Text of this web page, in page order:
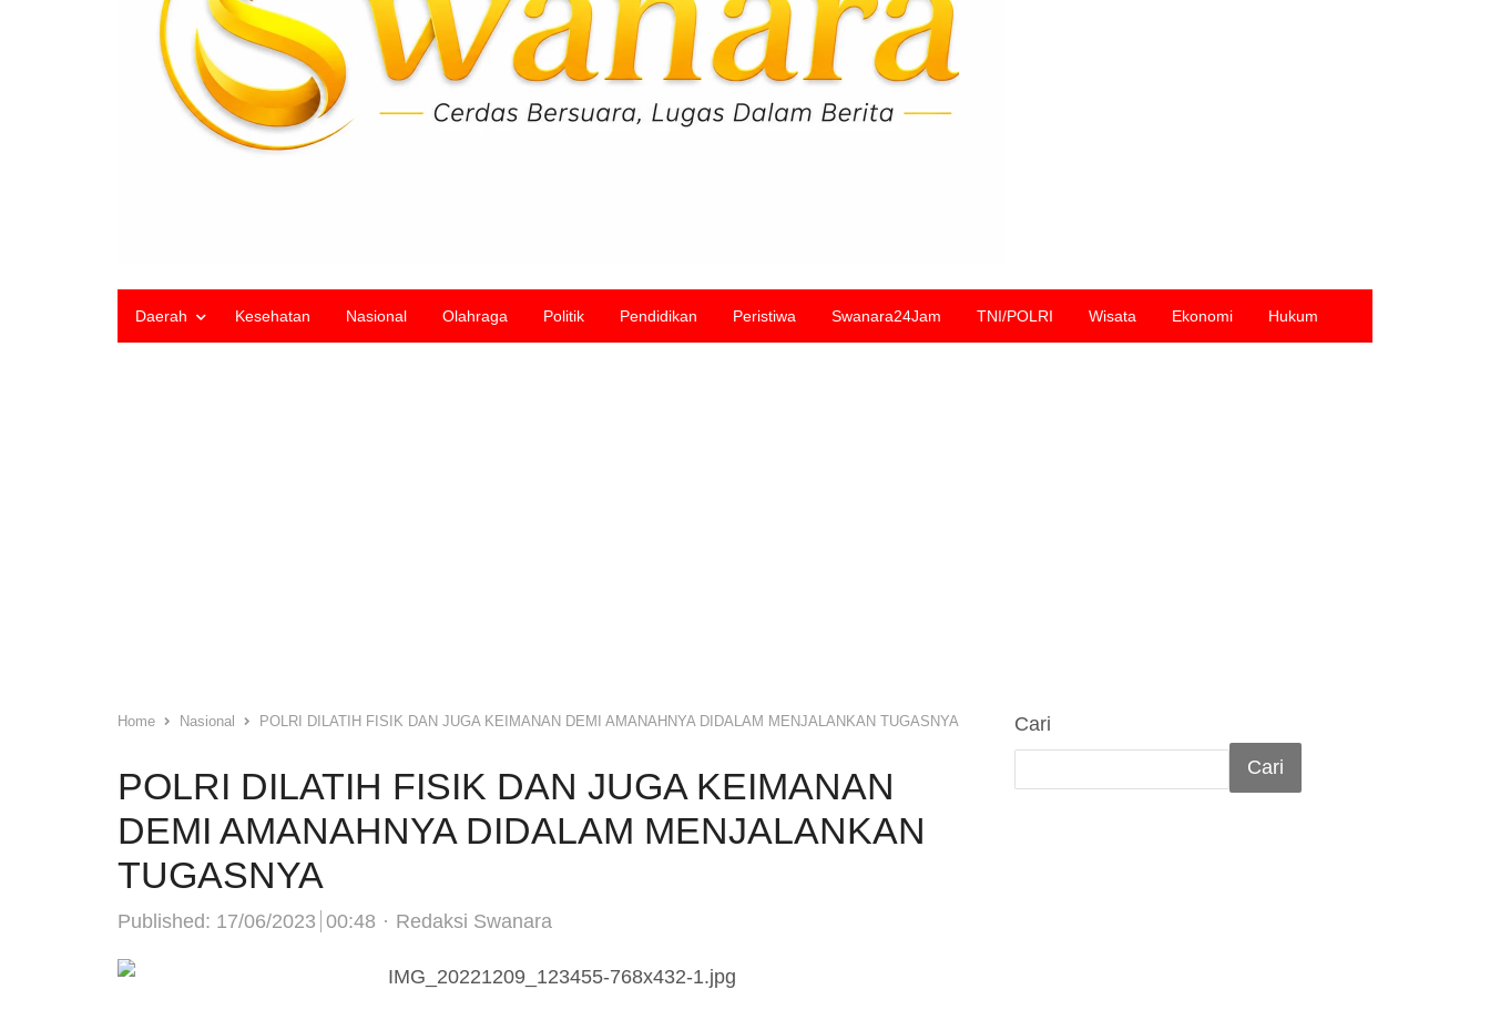
Daerah Kesehatan Nasional Olahraga Politik Pendidikan Peristiwa Swanara24Jam TNI/POLRI Wisata Ekonomi Hukum
Home Nasional POLRI DILATIH FISIK DAN JUGA KEIMANAN DEMI AMANAHNYA DIDALAM MENJALANKAN TUGASNYA
POLRI DILATIH FISIK DAN JUGA KEIMANAN
DEMI AMANAHNYA DIDALAM MENJALANKAN
TUGASNYA
Published: 17/06/2023 00:48 Author
Redaksi Swanara
Cari
Cari